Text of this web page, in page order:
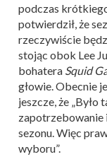
podczas
potwierdził, że
rzeczywiście
stojąc obok Lee
bohatera Squid
głowie. Obecnie
jeszcze, że „Było
zapotrzebowanie
sezonu. Więc
wyboru”.